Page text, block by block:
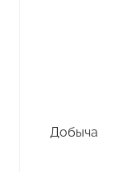
Добыча